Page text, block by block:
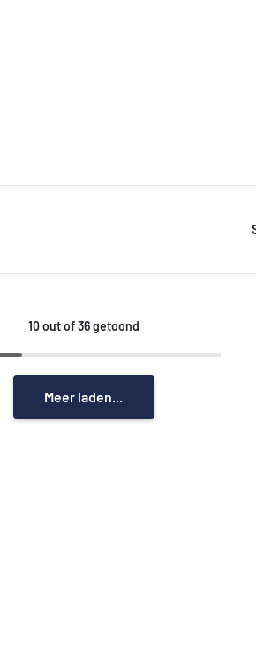
10 out of 36 getoond
Meer laden...